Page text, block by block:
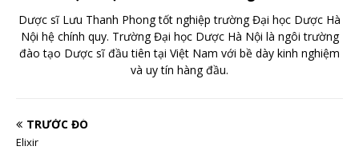
Dược sĩ Lưu Thanh Phong tốt nghiệp trường Đại học Dược Hà
Nội hệ chính quy. Trường Đại học Dược Hà Nội là ngôi trường
đào tạo Dược sĩ đầu tiên tại Việt Nam với bề dày kinh nghiệm
và uy tín hàng đầu.
TRƯỚC ĐÓ
Elixir